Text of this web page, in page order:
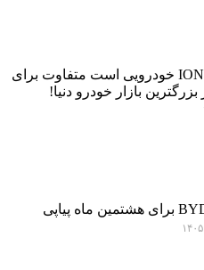
هیوندای IONIQ V خودرویی است متفاوت برای
بازار خودرو دنیا!